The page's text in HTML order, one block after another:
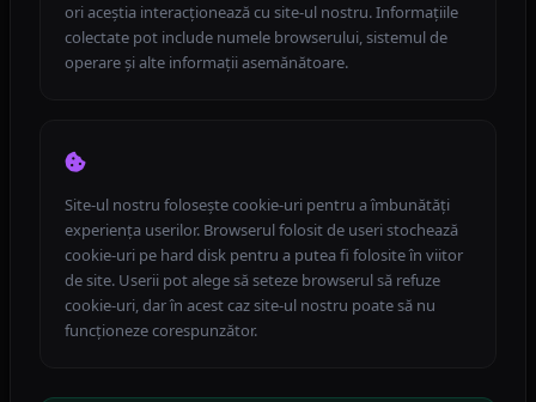
ori aceștia interacționează cu site-ul nostru. Informațiile
colectate pot include numele browserului, sistemul de
operare și alte informații asemănătoare.
Site-ul nostru folosește cookie-uri pentru a îmbunătăți
experiența userilor. Browserul folosit de useri stochează
cookie-uri pe hard disk pentru a putea fi folosite în viitor
de site. Userii pot alege să seteze browserul să refuze
cookie-uri, dar în acest caz site-ul nostru poate să nu
funcționeze corespunzător.